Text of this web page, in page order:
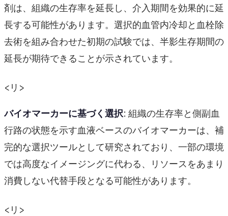
剤は、組織の生存率を延長し、介入期間を効果的に延
長する可能性があります。選択的血管内冷却と血栓除
去術を組み合わせた初期の試験では、半影生存期間の
延長が期待できることが示されています。
<リ>
バイオマーカーに基づく選択: 組織の生存率と側副血
行路の状態を示す血液ベースのバイオマーカーは、補
完的な選択ツールとして研究されており、一部の環境
では高度なイメージングに代わる、リソースをあまり
消費しない代替手段となる可能性があります。
<リ>